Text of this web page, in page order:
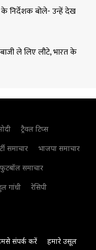
निर्देशक बोले- उन्हें देख
ले लिए लौटे, भारत के
ट्रैवल टिप्स
समाचार
भाजपा समाचार
फुटबॉल समाचार
गांधी
रेसिपी
संपर्क करें हमारे उसूल